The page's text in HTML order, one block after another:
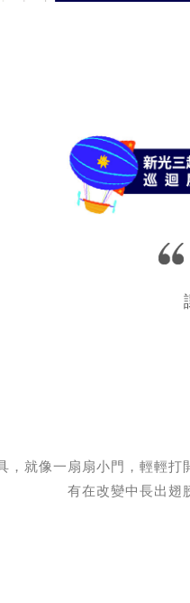
，就像一扇扇小門，輕輕
有在改變中長出翅